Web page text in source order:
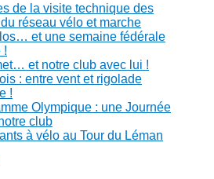
de la visite technique des
réseau vélo et marche
et une semaine fédérale
!
et notre club avec lui !
: entre vent et rigolade
!
Olympique : une Journée
club
à vélo au Tour du Léman